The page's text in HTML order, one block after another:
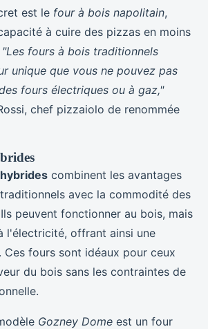
est le four à bois napolitain,
à cuire des pizzas en moins
"Les fours à bois traditionnels
unique que vous ne pouvez pas
fours électriques ou à gaz,"
chef pizzaiolo de renommée
combinent les avantages
avec la commodité des
peuvent fonctionner au bois, mais
l'électricité, offrant ainsi une
fours sont idéaux pour ceux
du bois sans les contraintes de
Gozney Dome est un four